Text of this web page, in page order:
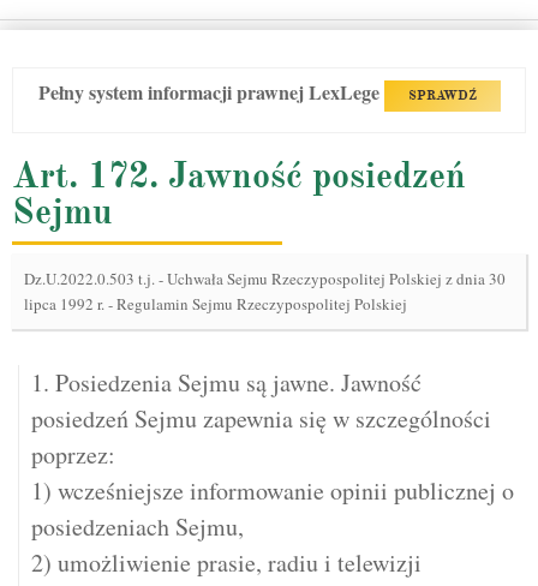
Pełny system informacji prawnej LexLege SPRAWDŹ
Art. 172. Jawność posiedzeń
Sejmu
Dz.U.2022.0.503 t.j.-Uchwała Sejmu Rzeczypospolitej Polskiej z dnia 30
lipca 1992 r. - Regulamin Sejmu Rzeczypospolitej Polskiej
1. Posiedzenia Sejmu są jawne. Jawność
posiedzeń Sejmu zapewnia się w szczególności
poprzez:
1) wcześniejsze informowanie opinii publicznej o
posiedzeniach Sejmu,
2) umożliwienie prasie, radiu i telewizji